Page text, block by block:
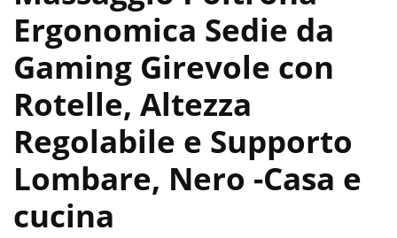
Ergonomica Sedie da
Gaming Girevole con
Rotelle, Altezza
Regolabile e Supporto
Lombare, Nero -Casa e
cucina